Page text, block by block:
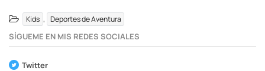
Kids , Deportes de Aventura
SÍGUEME EN MIS REDES SOCIALES
Twitter